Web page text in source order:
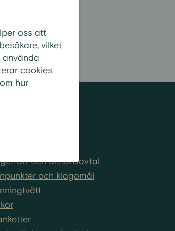
oss att
vilket
använda
cookies
hur
och distansavtal
och klagomål